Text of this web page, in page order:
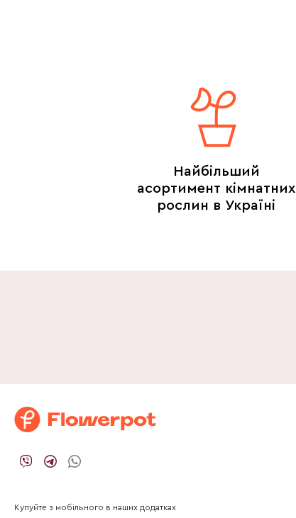
Найбільший
асортимент кімнатних
рослин в Україні
Купуйте з мобільного в наших додатках